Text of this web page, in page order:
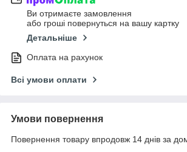
Ви отримаєте замовлення
або гроші повернуться на вашу картку
Детальніше
Оплата на рахунок
Всі умови оплати
Умови повернення
Повернення товару впродовж 14 днів за